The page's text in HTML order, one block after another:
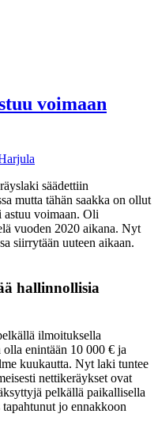
voimaan
säädettiin
mutta tähän saakka on ollut
astuu voimaan. Oli
vuoden 2020 aikana. Nyt
siirrytään uuteen aikaan.
hallinnollisia
ilmoituksella
enintään 10 000 € ja
kuukautta. Nyt laki tuntee
nettikeräykset ovat
pelkällä paikallisella
jo ennakkoon